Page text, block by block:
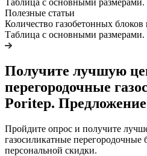
Полезные статьи
Количество газобетонных
Таблица с основными размерами.
Получите лучшую
перегородочные
Poritep.
Пройдите опрос и получите
газосиликатные
персональной скидки.